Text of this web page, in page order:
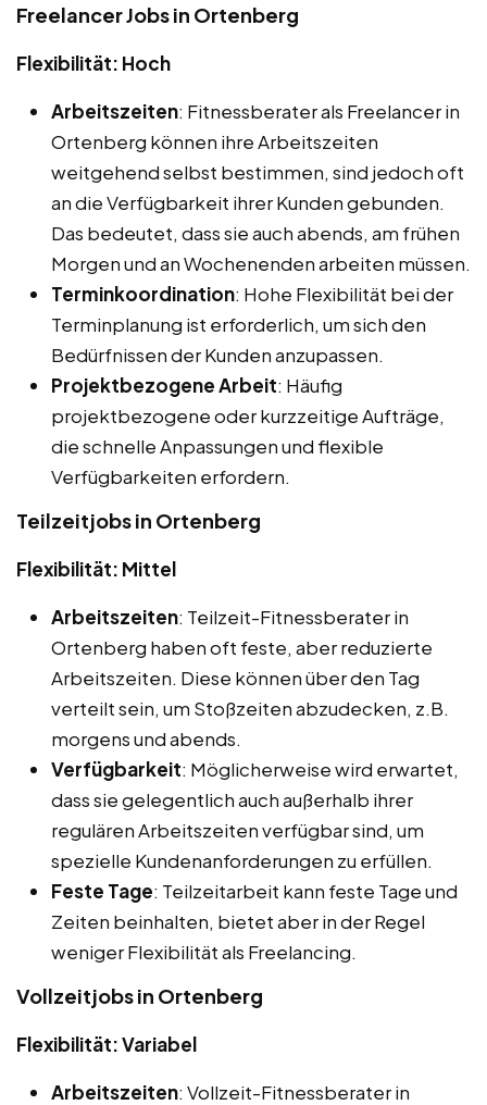
Freelancer Jobs in Ortenberg
Flexibilität: Hoch
Arbeitszeiten: Fitnessberater als Freelancer in
Ortenberg können ihre Arbeitszeiten
weitgehend selbst bestimmen, sind jedoch oft
an die Verfügbarkeit ihrer Kunden gebunden.
Das bedeutet, dass sie auch abends, am frühen
Morgen und an Wochenenden arbeiten müssen.
Terminkoordination: Hohe Flexibilität bei der
Terminplanung ist erforderlich, um sich den
Bedürfnissen der Kunden anzupassen.
Projektbezogene Arbeit: Häufig
projektbezogene oder kurzzeitige Aufträge,
die schnelle Anpassungen und flexible
Verfügbarkeiten erfordern.
Teilzeitjobs in Ortenberg
Flexibilität: Mittel
Arbeitszeiten: Teilzeit-Fitnessberater in
Ortenberg haben oft feste, aber reduzierte
Arbeitszeiten. Diese können über den Tag
verteilt sein, um Stoßzeiten abzudecken, z.B.
morgens und abends.
Verfügbarkeit: Möglicherweise wird erwartet,
dass sie gelegentlich auch außerhalb ihrer
regulären Arbeitszeiten verfügbar sind, um
spezielle Kundenanforderungen zu erfüllen.
Feste Tage: Teilzeitarbeit kann feste Tage und
Zeiten beinhalten, bietet aber in der Regel
weniger Flexibilität als Freelancing.
Vollzeitjobs in Ortenberg
Flexibilität: Variabel
Arbeitszeiten: Vollzeit-Fitnessberater in